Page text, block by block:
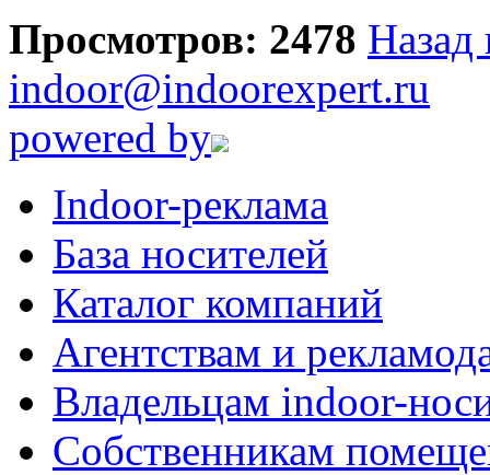
Просмотров: 2478 Назад
indoor@indoorexpert.ru
powered by
Indoor-реклама
База носителей
Каталог компаний
Агентствам и
Владельцам indoor-
Собственникам